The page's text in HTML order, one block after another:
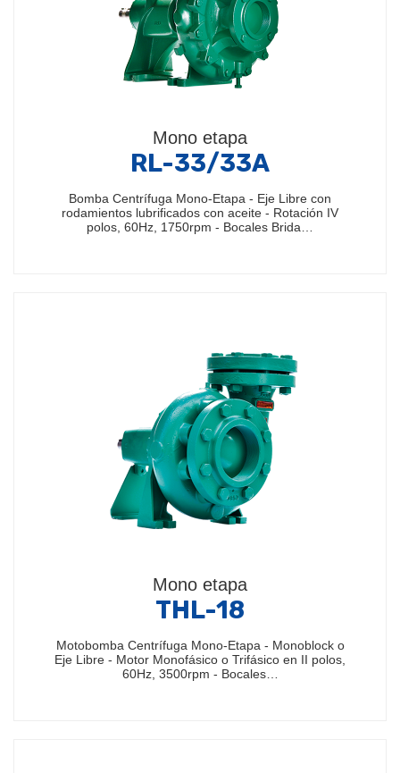
Mono etapa
RL-33/33A
Bomba Centrífuga Mono-Etapa - Eje Libre con
rodamientos lubrificados con aceite - Rotación IV
polos, 60Hz, 1750rpm - Bocales Brida…
Mono etapa
THL-18
Motobomba Centrífuga Mono-Etapa - Monoblock o
Eje Libre - Motor Monofásico o Trifásico en II polos,
60Hz, 3500rpm - Bocales…